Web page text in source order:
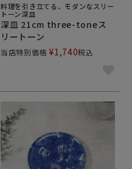
料理を引き立てる、モダンなスリー
トーン深皿
深皿 21cm three-toneス
リートーン
当店特別価格 ¥1,740税込